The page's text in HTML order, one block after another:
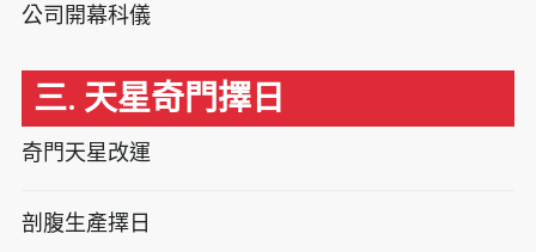
公司開幕科儀
三. 天星奇門擇日
奇門天星改運
剖腹生產擇日